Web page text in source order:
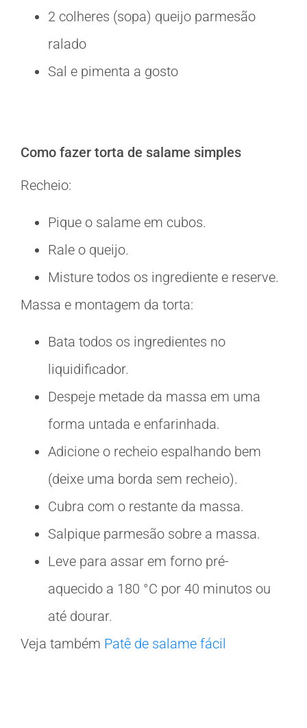
2 colheres (sopa) queijo parmesão
ralado
Sal e pimenta a gosto
Como fazer torta de salame simples
Recheio:
Pique o salame em cubos.
Rale o queijo.
Misture todos os ingrediente e reserve.
Massa e montagem da torta:
Bata todos os ingredientes no
liquidificador.
Despeje metade da massa em uma
forma untada e enfarinhada.
Adicione o recheio espalhando bem
(deixe uma borda sem recheio).
Cubra com o restante da massa.
Salpique parmesão sobre a massa.
Leve para assar em forno pré-
aquecido a 180 °C por 40 minutos ou
até dourar.
Veja também Patê de salame fácil